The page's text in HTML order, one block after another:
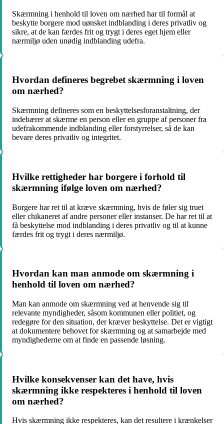
Skærmning i henhold til loven om nærhed har til formål at
beskytte borgere mod uønsket indblanding i deres privatliv og
sikre, at de kan færdes frit og trygt i deres eget hjem eller
nærmiljø uden unødig indblanding udefra.
Hvordan defineres begrebet skærmning i loven
om nærhed?
Skærmning defineres som en beskyttelsesforanstaltning, der
indebærer at skærme en person eller en gruppe af personer fra
udefrakommende indblanding eller forstyrrelser, så de kan
bevare deres privatliv og integritet.
Hvilke rettigheder har borgere i forhold til
skærmning ifølge loven om nærhed?
Borgere har ret til at kræve skærmning, hvis de føler sig truet
eller chikaneret af andre personer eller instanser. De har ret til at
få beskyttelse mod indblanding i deres privatliv og til at kunne
færdes frit og trygt i deres nærmiljø.
Hvordan kan man anmode om skærmning i
henhold til loven om nærhed?
Man kan anmode om skærmning ved at henvende sig til
relevante myndigheder, såsom kommunen eller politiet, og
redegøre for den situation, der kræver beskyttelse. Det er vigtigt
at dokumentere behovet for skærmning og at samarbejde med
myndighederne om at finde en passende løsning.
Hvilke konsekvenser kan det have, hvis
skærmning ikke respekteres i henhold til loven
om nærhed?
Hvis skærmning ikke respekteres, kan det resultere i krænkelser